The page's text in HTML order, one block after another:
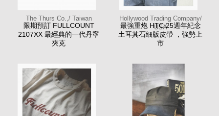
The Thurs Co.,/ Taiwan
限期預訂 FULLCOUNT
2107XX 最經典的一代丹寧
夾克
Hollywood Trading Company/
USA
最強重炮 HTC 25週年紀念
土耳其石細版皮帶 ，強勢上
市